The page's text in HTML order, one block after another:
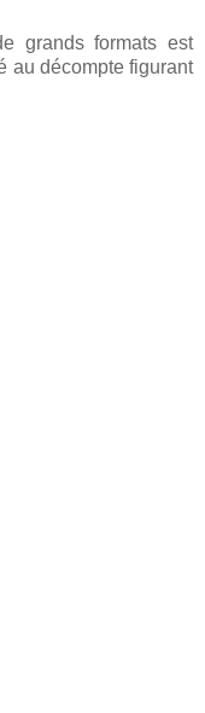
grands formats est
au décompte figurant